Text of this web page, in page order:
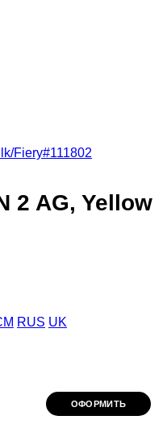
2 AG, Yellow
RUS UK
ОФОРМИТЬ